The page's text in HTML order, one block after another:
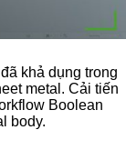
khả dụng trong
metal. Cải tiến
Boolean
body.